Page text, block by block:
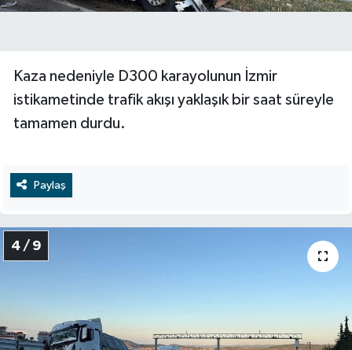
Kaza nedeniyle D300 karayolunun İzmir
istikametinde trafik akışı yaklaşık bir saat süreyle
tamamen durdu.
Paylaş
4 / 9